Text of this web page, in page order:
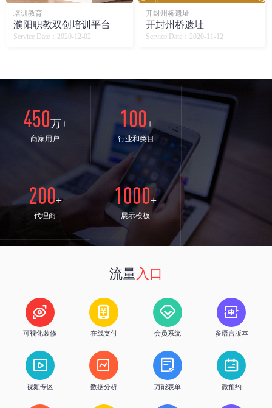
培训教育
濮阳职教双创培训平台
Service Date：2020-12-02
开封州桥遗址
开封州桥遗址
Service Date：2020-11-12
450万+
商家用户
100+
行业和类目
200+
代理商
1000+
展示模板
24h
流量入口

可视化装修

在线支付

会员系统

多语言版本

视频专区

数据分析

万能表单

微预约